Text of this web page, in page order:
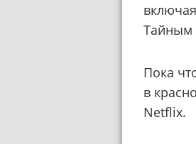
Тайным
Пока
в
Netflix.